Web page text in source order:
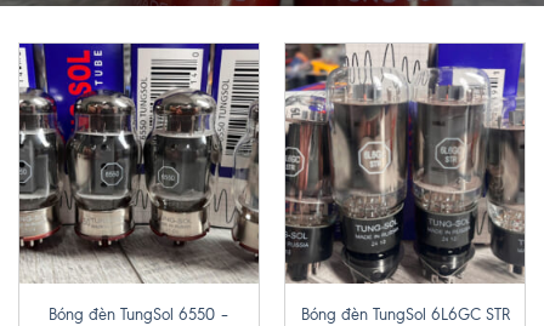
Bóng đèn TungSol 6550 –
Bóng đèn TungSol 6L6GC STR